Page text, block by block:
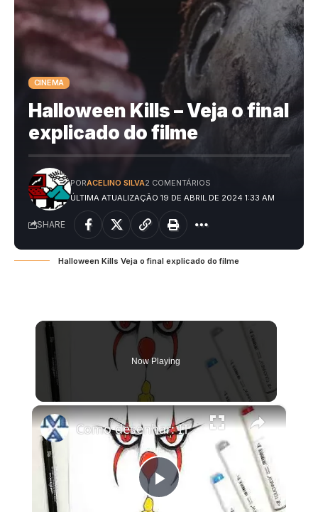
CINEMA
Halloween Kills – Veja o final
explicado do filme
ÚLTIMA ATUALIZAÇÃO 19 DE ABRIL DE 2024 1:33 AM
PORACELINO SILVA2 COMENTÁRIOS
SHARE
Halloween Kills Veja o final explicado do filme
Now Playing
×
Play
Como desenhar: IT